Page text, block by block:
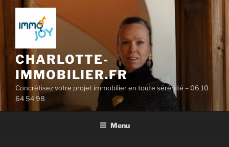
Aller
contenu
CHARLOTTE-
IMMOBILIER.FR
Concrétisez votre projet immobilier en toute sérénité – 06 10
64 54 98
Menu